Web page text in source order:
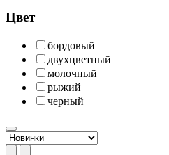
Цвет
бордовый
двухцветный
молочный
рыжий
черный